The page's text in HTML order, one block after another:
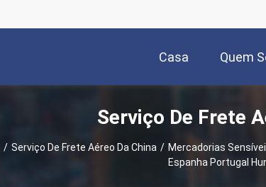
Casa Quem
Serviço De Frete
/ Serviço De Frete Aéreo Da China / Mercadorias
Espanha Portugal